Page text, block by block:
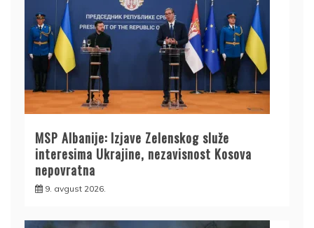
MSP Albanije: Izjave Zelenskog služe
interesima Ukrajine, nezavisnost Kosova
nepovratna
9. avgust 2026.